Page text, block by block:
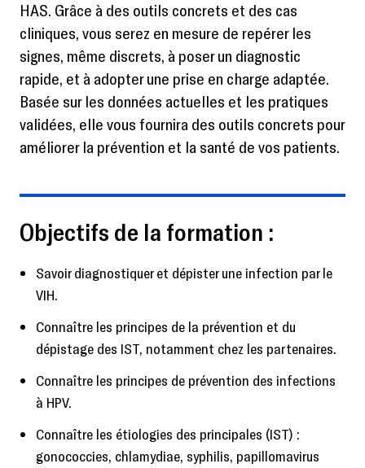
HAS. Grâce à des outils concrets et des cas
cliniques, vous serez en mesure de repérer les
signes, même discrets, à poser un diagnostic
rapide, et à adopter une prise en charge adaptée.
Basée sur les données actuelles et les pratiques
validées, elle vous fournira des outils concrets pour
améliorer la prévention et la santé de vos patients.
Objectifs de la formation :
Savoir diagnostiquer et dépister une infection par le
VIH.
Connaître les principes de la prévention et du
dépistage des IST, notamment chez les partenaires.
Connaître les principes de prévention des infections
à HPV.
Connaître les étiologies des principales (IST) :
gonococcies, chlamydiae, syphilis, papillomavirus